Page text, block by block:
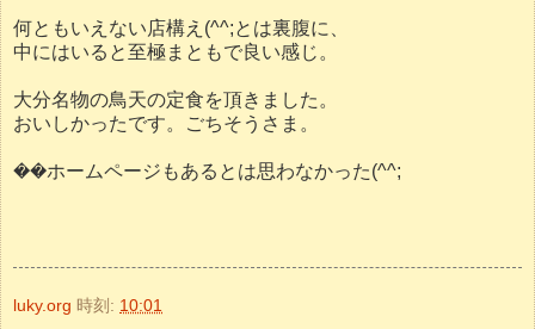
何ともいえない店構え(^^;とは裏腹に、
中にはいると至極まともで良い感じ。
大分名物の鳥天の定食を頂きました。
おいしかったです。ごちそうさま。
��ホームページもあるとは思わなかった(^^;
luky.org 時刻: 10:01